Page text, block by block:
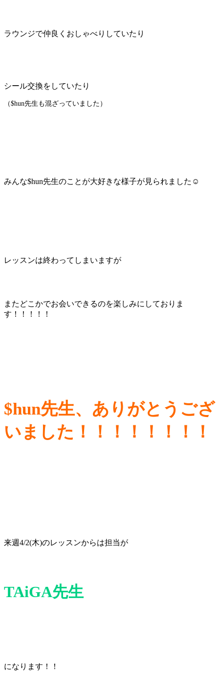
ラウンジで仲良くおしゃべりしていたり
シール交換をしていたり
（$hun先生も混ざっていました）
みんな$hun先生のことが大好きな様子が見られました☺
レッスンは終わってしまいますが
またどこかでお会いできるのを楽しみにしておりま
す！！！！！
$hun先生、ありがとうござ
いました！！！！！！！！
来週4/2(木)のレッスンからは担当が
TAiGA先生
になります！！